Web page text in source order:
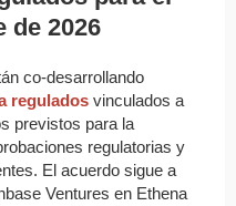
de 2026
co-desarrollando
regulados vinculados a
previstos para la
regulatorias y
El acuerdo sigue a
Ventures en Ethena